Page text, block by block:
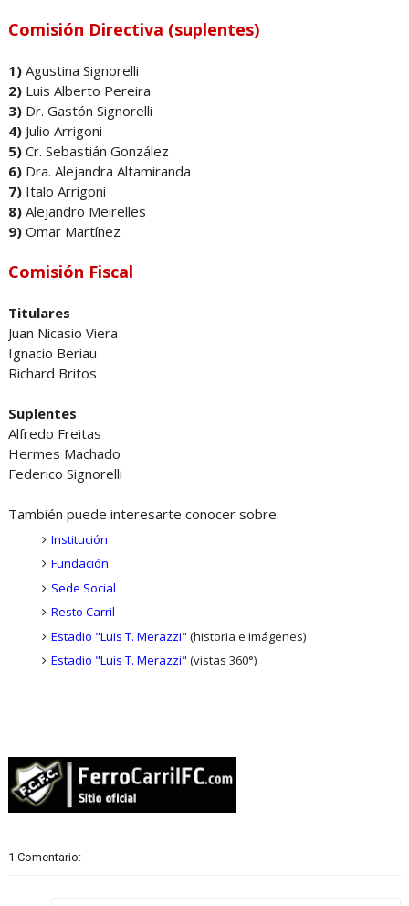
Comisión Directiva (suplentes)
1)Agustina Signorelli
2)Luis Alberto Pereira
3)Dr. Gastón Signorelli
4)Julio Arrigoni
5)Cr. Sebastián González
6)Dra. Alejandra Altamiranda
7)Italo Arrigoni
8)Alejandro Meirelles
9)Omar Martínez
Comisión Fiscal
Titulares
Juan Nicasio Viera
Ignacio Beriau
Richard Britos
Suplentes
Alfredo Freitas
Hermes Machado
Federico Signorelli
También puede interesarte conocer sobre:
Institución
Fundación
Sede Social
Resto Carril
Estadio "Luis T. Merazzi" (historia e imágenes)
Estadio "Luis T. Merazzi" (vistas 360°)
1 Comentario: